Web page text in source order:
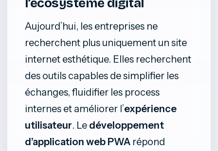
Aujourd’hui, les entreprises ne
recherchent plus uniquement un site
internet esthétique. Elles recherchent
des outils capables de simplifier les
échanges, fluidifier les process
internes et améliorer l’expérience
utilisateur. Le développement
d’application web PWA répond